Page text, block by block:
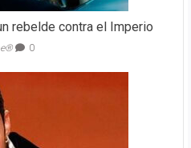
rebelde contra el Imperio
0